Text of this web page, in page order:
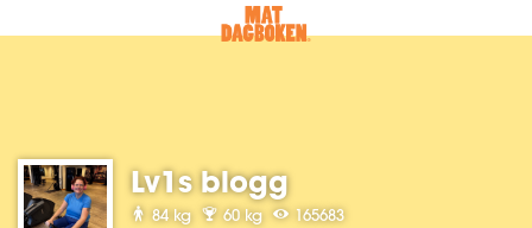
Lv1s blogg
84 kg 60 kg 165683